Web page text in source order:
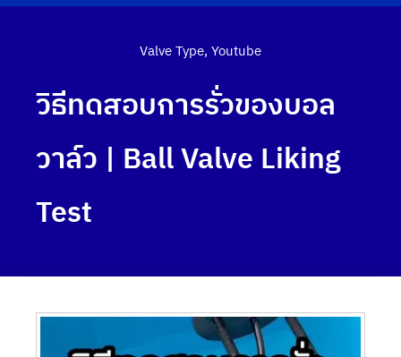
Valve Type, Youtube
วิธีทดสอบการรั่วของบอล
วาล์ว | Ball Valve Liking
Test